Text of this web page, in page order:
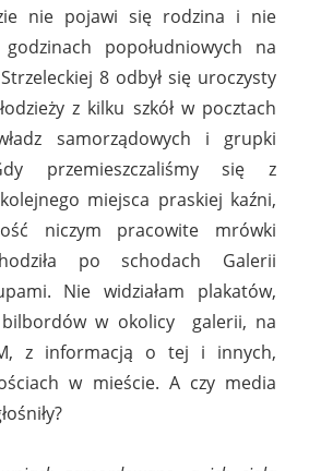
nie pojawi się rodzina i nie
popołudniowych na
8 odbył się uroczysty
z kilku szkół w pocztach
samorządowych i grupki
przemieszczaliśmy się z
miejsca praskiej kaźni,
niczym pracowite mrówki
po schodach Galerii
Nie widziałam plakatów,
w okolicy galerii, na
z informacją o tej i innych,
w mieście. A czy media